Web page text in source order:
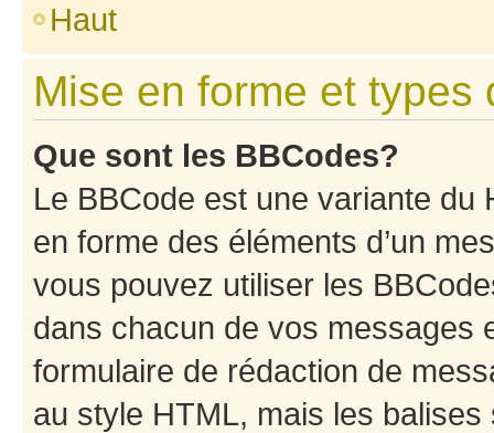
Haut
Mise en forme et types
Que sont les BBCodes?
Le BBCode est une variante du
en forme des éléments d’un
vous pouvez utiliser les
dans chacun de vos messages
formulaire de rédaction de
au style HTML, mais les